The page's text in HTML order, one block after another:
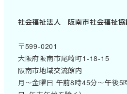
社会福祉法人 阪南市社会福祉協
〒599-0201
大阪府阪南市尾崎町1-18-15
阪南市地域交流館内
月～金曜日 午前8時45分～午後5